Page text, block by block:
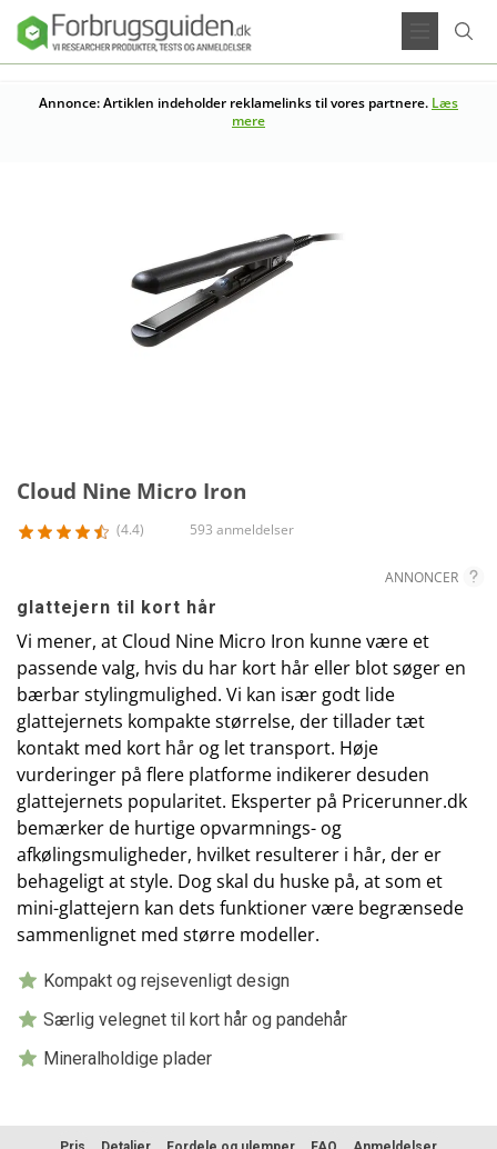
Annonce: Artiklen indeholder reklamelinks til vores partnere. Læs
mere
Cloud Nine Micro Iron
(4.4) 593 anmeldelser
ANNONCER
glattejern til kort hår
Vi mener, at Cloud Nine Micro Iron kunne være et
passende valg, hvis du har kort hår eller blot søger en
bærbar stylingmulighed. Vi kan især godt lide
glattejernets kompakte størrelse, der tillader tæt
kontakt med kort hår og let transport. Høje
vurderinger på flere platforme indikerer desuden
glattejernets popularitet. Eksperter på Pricerunner.dk
bemærker de hurtige opvarmnings- og
afkølingsmuligheder, hvilket resulterer i hår, der er
behageligt at style. Dog skal du huske på, at som et
mini-glattejern kan dets funktioner være begrænsede
sammenlignet med større modeller.
Kompakt og rejsevenligt design
Særlig velegnet til kort hår og pandehår
Mineralholdige plader